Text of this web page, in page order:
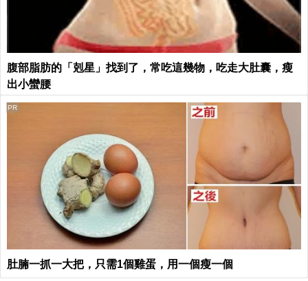
腹部脂肪的「剋星」找到了，常吃這幾物，吃走大肚囊，瘦
出小蠻腰
肚腩一抓一大把，只需1個雞蛋，用一個瘦一個
PR